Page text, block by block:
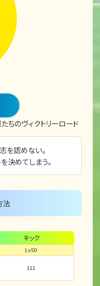
ちのヴィクトリーロード
を認めない。
決めてしまう。
法
キック
Lv50
111